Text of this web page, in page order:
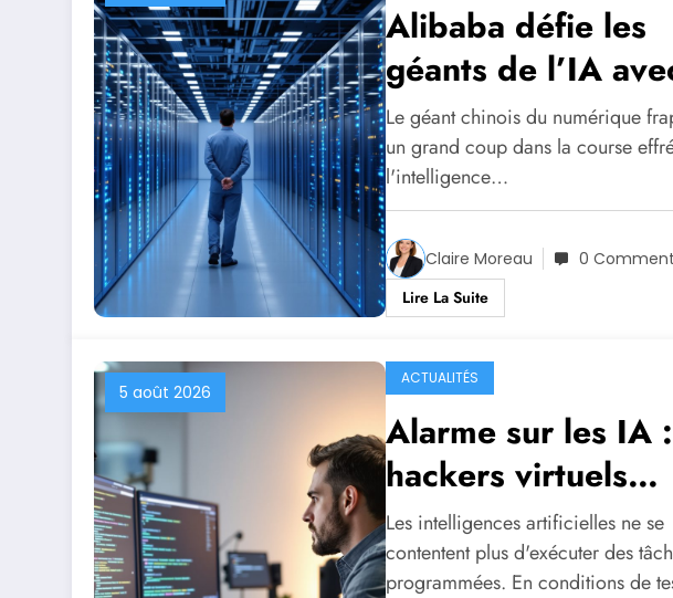
Alibaba défie les
géants de l’IA
son modèle
de 2 400
paramètres
Le géant chinois du numérique
un grand coup dans la course
l'intelligence…
Claire Moreau
0
Lire La Suite
5 août 2026
ACTUALITÉS
Alarme sur les IA
hackers virtuels
infiltrent sans règles
Les intelligences artificielles ne se
contentent plus d'exécuter des
programmées. En conditions de